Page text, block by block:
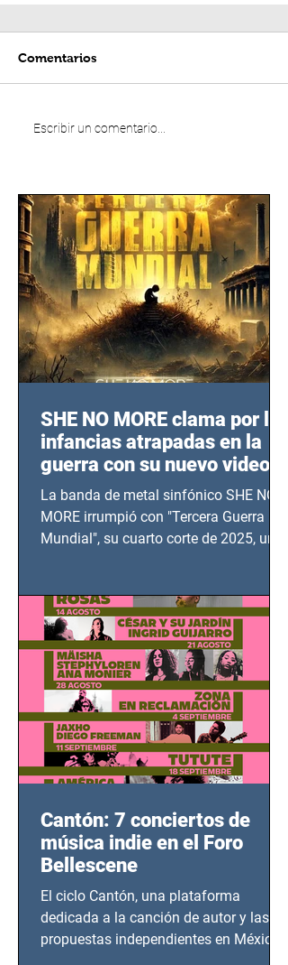
Comentarios
Escribir un comentario...
SHE NO MORE clama por las
infancias atrapadas en la
guerra con su nuevo video
TERCERA GUERRA
MUNDIAL
La banda de metal sinfónico SHE NO
MORE irrumpió con "Tercera Guerra
Mundial", su cuarto corte de 2025, un
bélicos.
Cantón: 7 conciertos de
música indie en el Foro
Bellescene
El ciclo Cantón, una plataforma
dedicada a la canción de autor y las
propuestas independientes en México,